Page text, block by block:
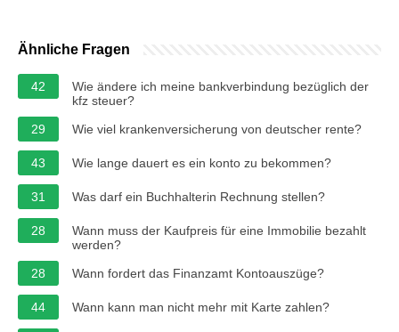
Ähnliche Fragen
42
Wie ändere ich meine bankverbindung bezüglich der
kfz steuer?
29
Wie viel krankenversicherung von deutscher rente?
43 Wie lange dauert es ein konto zu bekommen?
31 Was darf ein Buchhalterin Rechnung stellen?
28
Wann muss der Kaufpreis für eine Immobilie bezahlt
werden?
28
Wann fordert das Finanzamt Kontoauszüge?
44 Wann kann man nicht mehr mit Karte zahlen?